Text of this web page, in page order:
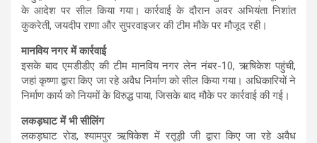
के आदेश पर सील किया गया। कार्रवाई के दौरान अवर अभियंता निशांत
कुकरेती, जयदीप राणा और सुपरवाइजर की टीम मौके पर मौजूद रही।
मानविय नगर में कार्रवाई
इसके बाद एमडीडीए की टीम मानविय नगर लेन नंबर-10, ऋषिकेश पहुंची,
जहां कृष्णा द्वारा किए जा रहे अवैध निर्माण को सील किया गया। अधिकारियों ने
निर्माण कार्य को नियमों के विरुद्ध पाया, जिसके बाद मौके पर कार्रवाई की गई।
लकड़घाट में भी सीलिंग
लकड़घाट रोड, श्यामपुर ऋषिकेश में रतूड़ी जी द्वारा किए जा रहे अवैध